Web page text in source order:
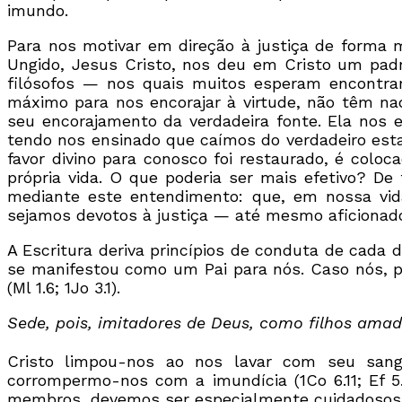
imundo.
Para nos motivar em direção à justiça de forma
Ungido, Jesus Cristo, nos deu em Cristo um
filósofos — nos quais muitos esperam
máximo para nos encorajar à virtude, não têm
seu encorajamento da verdadeira fonte. Ela
tendo nos ensinado que caímos do verdadeiro
favor divino para conosco foi restaurado, é
própria vida. O que poderia ser mais efetivo?
mediante este entendimento: que, em nossa
sejamos devotos à justiça — até mesmo
A Escritura deriva princípios de conduta de cada
se manifestou como um Pai para nós. Caso
(Ml 1.6; 1Jo 3.1).
Sede, pois, imitadores de Deus, como filhos
Cristo limpou-nos ao nos lavar com seu
corrompermo-nos com a imundícia (1Co 6.11; Ef